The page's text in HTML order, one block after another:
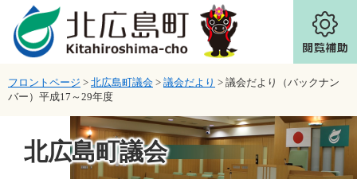
ページの先頭です。
メニューを飛ばして本文へ
フロントページ > 北広島町議会 > 議会だより > 議会だより（バックナン
バー）平成17～29年度
北広島町議会